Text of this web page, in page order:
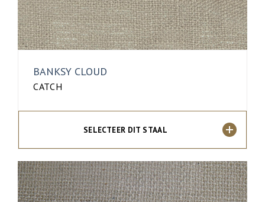
BANKSY CLOUD
CATCH
SELECTEER DIT STAAL